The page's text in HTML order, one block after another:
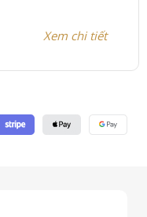
Xem chi tiết